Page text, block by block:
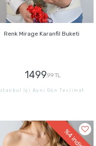
Renk Mirage Karanfil Buketi
1499,99 TL
İstanbul İçi Aynı Gün Teslimat
%4